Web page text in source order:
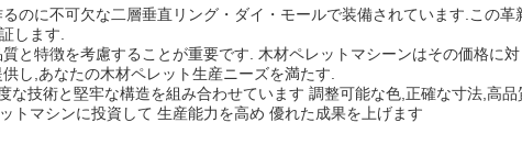
のに不可欠な二層垂直リング・ダイ・モールで装備されています.この革
します.
と特徴を考慮することが重要です. 木材ペレットマシーンはその価格に対
し,あなたの木材ペレット生産ニーズを満たす.
技術と堅牢な構造を組み合わせています 調整可能な色,正確な寸法,高品
トマシンに投資して 生産能力を高め 優れた成果を上げます